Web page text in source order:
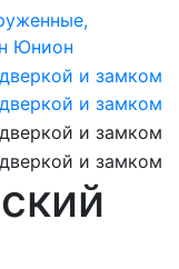
Юнион